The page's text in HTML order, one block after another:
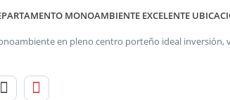
MONOAMBIENTE EXCELENTE